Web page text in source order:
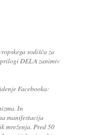
sodišča za
DELA zanimiv
Facebooka:
In
manifestacija
mreženja. Pred 50